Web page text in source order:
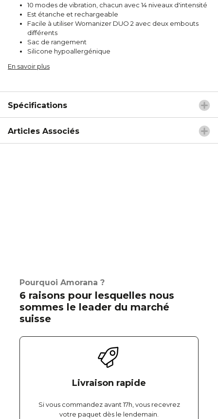
10 modes de vibration, chacun avec 14 niveaux d'intensité
Est étanche et rechargeable
Facile à utiliser Womanizer DUO 2 avec deux embouts
différents
Sac de rangement
Silicone hypoallergénique
En savoir plus
Spécifications
Articles Associés
Pourquoi Amorana ?
6 raisons pour lesquelles nous
sommes le leader du marché
suisse
Livraison rapide
Si vous commandez avant 17h, vous recevrez
votre paquet dès le lendemain.